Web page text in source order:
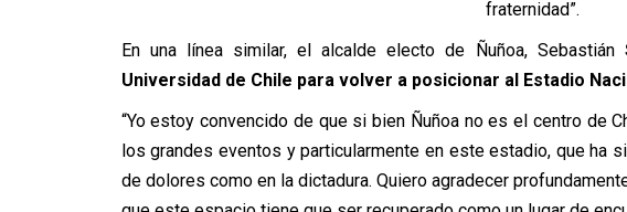
fraternidad”.
En una línea similar, el alcalde electo de Ñuñoa, Sebastián
Universidad de Chile para volver a posicionar al Estadio
“Yo estoy convencido de que si bien Ñuñoa no es el centro de
los grandes eventos y particularmente en este estadio, que ha
de dolores como en la dictadura. Quiero agradecer